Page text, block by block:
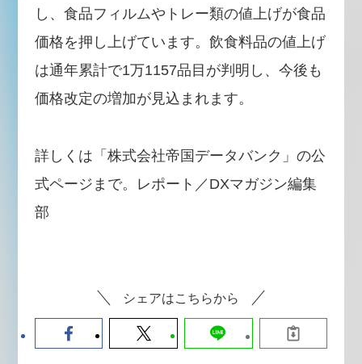
し、食品フィルムやトレー類の値上げが食品
価格を押し上げています。飲食料品の値上げ
は通年累計で1万1157品目が判明し、今後も
価格改定の増加が見込まれます。
詳しくは「株式会社帝国データバンク」の公
式ページまで。レポート／DXマガジン編集
部
シェアはこちらから